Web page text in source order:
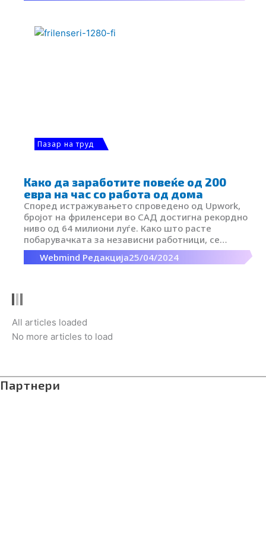
Пазар на труд
Како да заработите повеќе од 200
евра на час со работа од дома
Според истражувањето спроведено од Upwork,
бројот на фриленсери во САД достигна рекордно
ниво од 64 милиони луѓе. Како што расте
побарувачката за независни работници, се
отвораат многу можности каде што можете
добро да заработите.
Webmind Редакција25/04/2024
All articles loaded
No more articles to load
Партнери